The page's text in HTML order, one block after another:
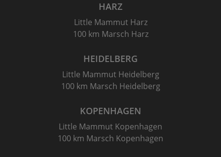
HARZ
Little Mammut Harz
100 km Marsch Harz
HEIDELBERG
Little Mammut Heidelberg
100 km Marsch Heidelberg
KOPENHAGEN
Little Mammut Kopenhagen
100 km Marsch Kopenhagen